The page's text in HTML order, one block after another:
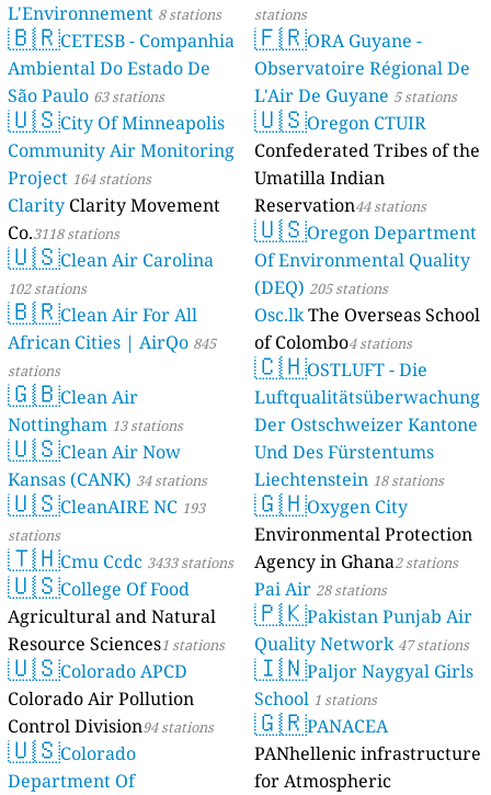
L'Environnement 8 stations
🇧🇷CETESB - Companhia
Ambiental Do Estado De
São Paulo 63 stations
🇺🇸City Of Minneapolis
Community Air Monitoring
Project 164 stations
Clarity Clarity Movement
Co.3118 stations
🇺🇸Clean Air Carolina
102 stations
🇧🇷Clean Air For All
African Cities | AirQo 845
stations
🇬🇧Clean Air
Nottingham 13 stations
🇺🇸Clean Air Now
Kansas (CANK) 34 stations
🇺🇸CleanAIRE NC 193
stations
🇹🇭Cmu Ccdc 3433 stations
🇺🇸College Of Food
Agricultural and Natural
Resource Sciences1 stations
🇺🇸Colorado APCD
Colorado Air Pollution
Control Division94 stations
🇺🇸Colorado
Department Of
stations
🇫🇷ORA Guyane -
Observatoire Régional De
L'Air De Guyane 5 stations
🇺🇸Oregon CTUIR
Confederated Tribes of the
Umatilla Indian
Reservation44 stations
🇺🇸Oregon Department
Of Environmental Quality
(DEQ) 205 stations
Osc.lkThe Overseas School
of Colombo4 stations
🇨🇭OSTLUFT - Die
Luftqualitätsüberwachung
Der Ostschweizer Kantone
Und Des Fürstentums
Liechtenstein 18 stations
🇬🇭Oxygen City
Environmental Protection
Agency in Ghana2 stations
Pai Air 28 stations
🇵🇰Pakistan Punjab Air
Quality Network 47 stations
🇮🇳Paljor Naygyal Girls
School 1 stations
🇬🇷PANACEA
PANhellenic infrastructure
for Atmospheric